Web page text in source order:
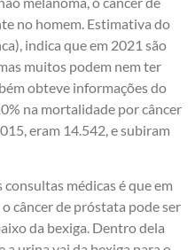
no homem. Estimativa do
indica que em 2021 são
muitos podem nem ter
obteve informações do
na mortalidade por câncer
eram 14.542, e subiram
médicas é que em
o câncer de próstata pode ser
da bexiga. Dentro dela